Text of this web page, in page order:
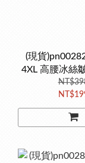
(現貨
4XL 高腰冰絲
褲